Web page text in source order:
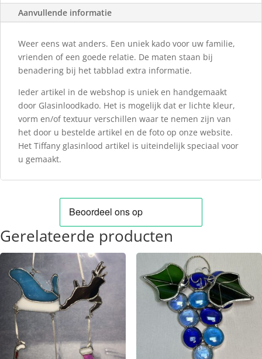
Aanvullende informatie
Weer eens wat anders. Een uniek kado voor uw familie,
vrienden of een goede relatie. De maten staan bij
benadering bij het tabblad extra informatie.
Ieder artikel in de webshop is uniek en handgemaakt
door Glasinloodkado. Het is mogelijk dat er lichte kleur,
vorm en/of textuur verschillen waar te nemen zijn van
het door u bestelde artikel en de foto op onze website.
Het Tiffany glasinlood artikel is uiteindelijk speciaal voor
u gemaakt.
Gerelateerde producten